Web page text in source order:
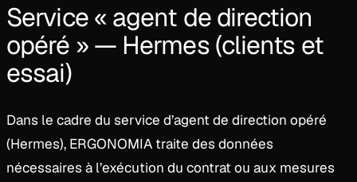
Service « agent de direction
opéré » — Hermes (clients et
essai)
Dans le cadre du service d’agent de direction opéré
(Hermes), ERGONOMIA traite des données
nécessaires à l’exécution du contrat ou aux mesures